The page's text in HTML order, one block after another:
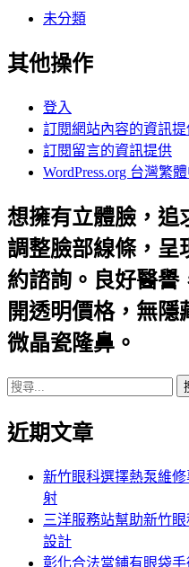
未分類
其他操作
登入
訂閱網站內容的資訊提
訂閱留言的資訊提供
WordPress.org 台灣繁
想擁有立體臉，追
調整臉部線條，呈
約諮詢。良好醫譽
開透明價格，無隱
微晶瓷隆鼻。
搜
關
近期文章
新竹眼科選擇熱泵維
射
三洋服務站幫助新竹
設計
彰化合法當鋪有眼袋